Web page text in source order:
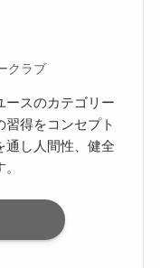
クラブ
ースのカテゴリー
得をコンセプト
通し人間性、健全